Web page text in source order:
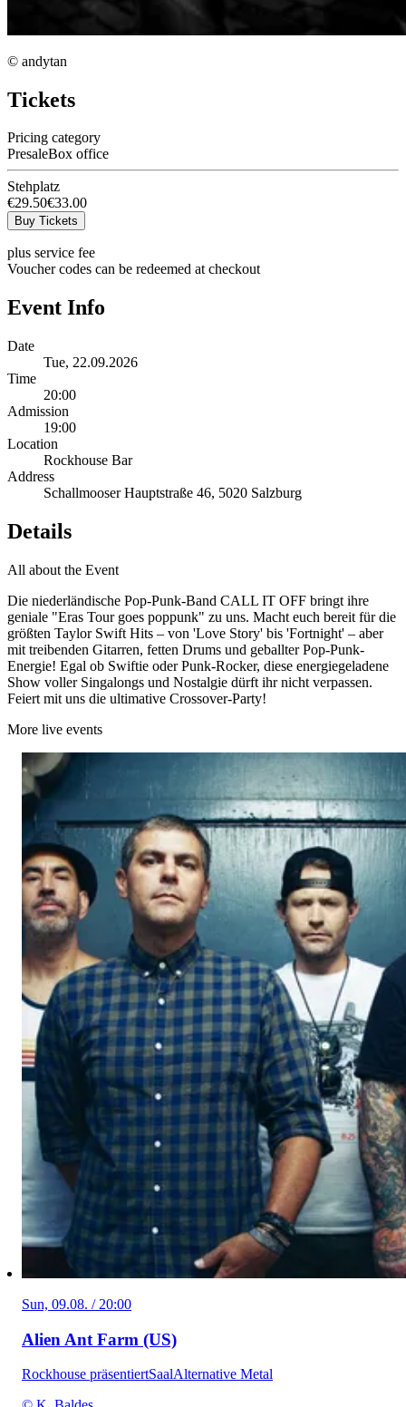
© andytan
Tickets
Pricing category
PresaleBox office
Stehplatz
€29.50€33.00
Buy Tickets
plus service fee
Voucher codes can be redeemed at checkout
Event Info
Date
Tue, 22.09.2026
Time
20:00
Admission
19:00
Location
Rockhouse Bar
Address
Schallmooser Hauptstraße 46, 5020 Salzburg
Details
All about the Event
Die niederländische Pop-Punk-Band CALL IT OFF bringt ihre
geniale "Eras Tour goes poppunk" zu uns. Macht euch bereit für die
größten Taylor Swift Hits – von 'Love Story' bis 'Fortnight' – aber
mit treibenden Gitarren, fetten Drums und geballter Pop-Punk-
Energie! Egal ob Swiftie oder Punk-Rocker, diese energiegeladene
Show voller Singalongs und Nostalgie dürft ihr nicht verpassen.
Feiert mit uns die ultimative Crossover-Party!
More live events
Sun, 09.08. / 20:00
Alien Ant Farm (US)
Rockhouse präsentiertSaalAlternative Metal